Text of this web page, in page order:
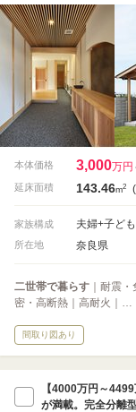
本体価格 3,000万円
延床面積 143.46m2 (
家族構成 夫婦+子ど
所在地 奈良県
二世帯で暮らす ｜耐震
密・高断熱｜高耐火｜…
間取り図あり
【4000万円～
が満載。完全分離